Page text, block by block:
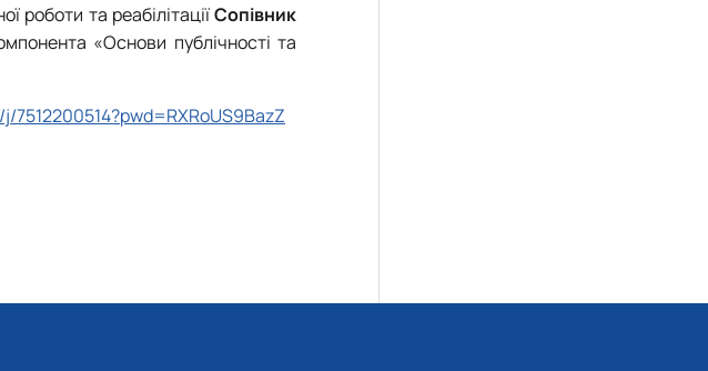
роботи та реабілітаціїСопівник
«Основи публічності та